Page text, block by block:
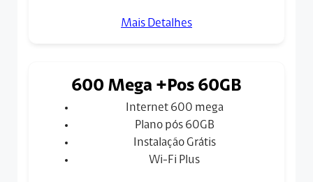
Mais Detalhes
600 Mega +Pos 60GB
Internet 600 mega
Plano pós 60GB
Instalação Grátis
Wi-Fi Plus